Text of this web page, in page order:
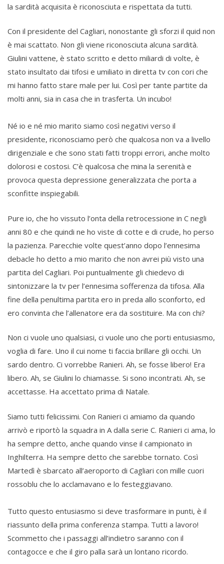
la sardità acquisita è riconosciuta e rispettata da tutti.
Con il presidente del Cagliari, nonostante gli sforzi il quid non
è mai scattato. Non gli viene riconosciuta alcuna sardità.
Giulini vattene, è stato scritto e detto miliardi di volte, è
stato insultato dai tifosi e umiliato in diretta tv con cori che
mi hanno fatto stare male per lui. Così per tante partite da
molti anni, sia in casa che in trasferta. Un incubo!
Né io e né mio marito siamo così negativi verso il
presidente, riconosciamo però che qualcosa non va a livello
dirigenziale e che sono stati fatti troppi errori, anche molto
dolorosi e costosi. C’è qualcosa che mina la serenità e
provoca questa depressione generalizzata che porta a
sconfitte inspiegabili.
Pure io, che ho vissuto l’onta della retrocessione in C negli
anni 80 e che quindi ne ho viste di cotte e di crude, ho perso
la pazienza. Parecchie volte quest’anno dopo l’ennesima
debacle ho detto a mio marito che non avrei più visto una
partita del Cagliari. Poi puntualmente gli chiedevo di
sintonizzare la tv per l’ennesima sofferenza da tifosa. Alla
fine della penultima partita ero in preda allo sconforto, ed
ero convinta che l’allenatore era da sostituire. Ma con chi?
Non ci vuole uno qualsiasi, ci vuole uno che porti entusiasmo,
voglia di fare. Uno il cui nome ti faccia brillare gli occhi. Un
sardo dentro. Ci vorrebbe Ranieri. Ah, se fosse libero! Era
libero. Ah, se Giulini lo chiamasse. Si sono incontrati. Ah, se
accettasse. Ha accettato prima di Natale.
Siamo tutti felicissimi. Con Ranieri ci amiamo da quando
arrivò e riportò la squadra in A dalla serie C. Ranieri ci ama, lo
ha sempre detto, anche quando vinse il campionato in
Inghilterra. Ha sempre detto che sarebbe tornato. Così
Martedì è sbarcato all’aeroporto di Cagliari con mille cuori
rossoblu che lo acclamavano e lo festeggiavano.
Tutto questo entusiasmo si deve trasformare in punti, è il
riassunto della prima conferenza stampa. Tutti a lavoro!
Scommetto che i passaggi all’indietro saranno con il
contagocce e che il giro palla sarà un lontano ricordo.